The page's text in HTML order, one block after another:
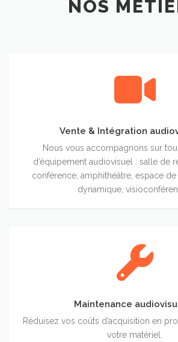
NOS
Vente & Intégration
Nous vous accompagnons sur
d’équipement audiovisuel : salle de
conférence, amphithéâtre, espace de
dynamique,
Maintenance
Réduisez vos coûts d’acquisition en
votre matériel.